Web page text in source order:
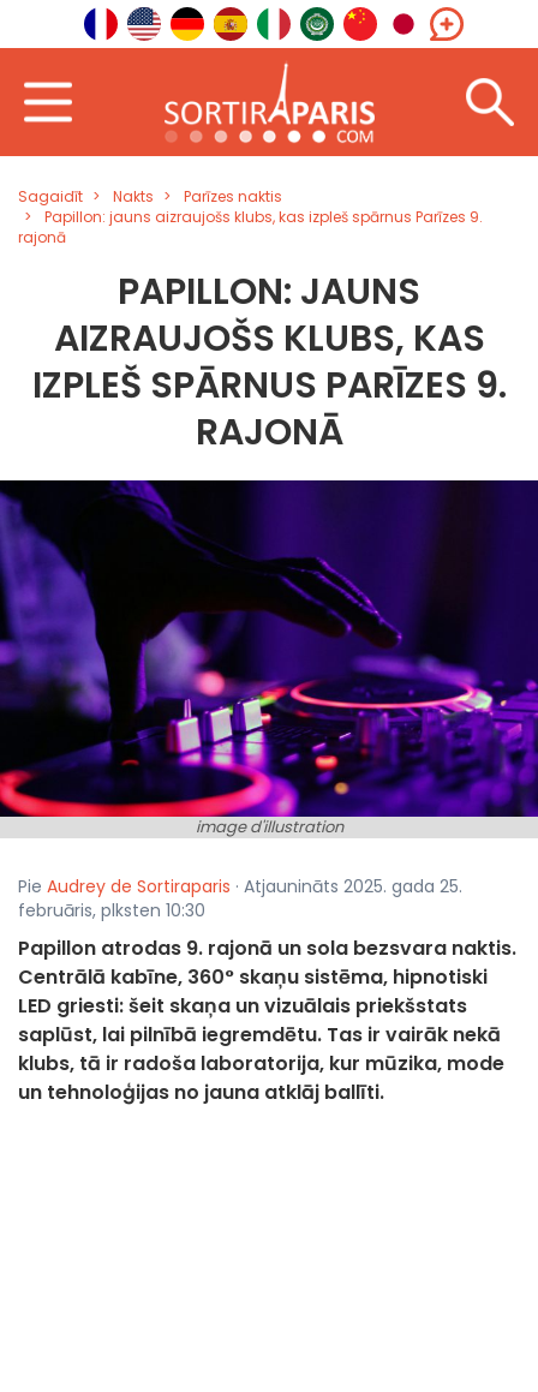
Sagaidīt Nakts
Parīzes naktis
Papillon: jauns aizraujošs klubs, kas izpleš spārnus Parīzes 9.
rajonā
PAPILLON: JAUNS
AIZRAUJOŠS KLUBS, KAS
IZPLEŠ SPĀRNUS PARĪZES 9.
RAJONĀ
image d'illustration
Pie Audrey de Sortiraparis · Atjaunināts 2025. gada 25.
februāris, plksten 10:30
Papillon atrodas 9. rajonā un sola bezsvara naktis.
Centrālā kabīne, 360° skaņu sistēma, hipnotiski
LED griesti: šeit skaņa un vizuālais priekšstats
saplūst, lai pilnībā iegremdētu. Tas ir vairāk nekā
klubs, tā ir radoša laboratorija, kur mūzika, mode
un tehnoloģijas no jauna atklāj ballīti.